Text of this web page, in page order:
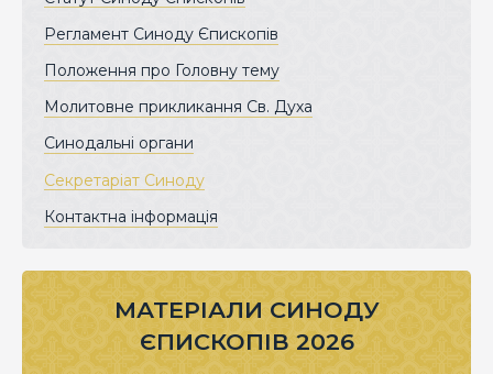
Регламент Синоду Єпископів
Положення про Головну тему
Молитовне прикликання Св. Духа
Синодальні органи
Секретаріат Синоду
Контактна інформація
МАТЕРІАЛИ СИНОДУ
ЄПИСКОПІВ 2026